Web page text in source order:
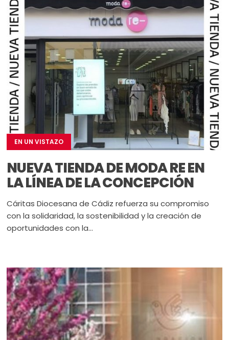
EN UN VISTAZO
NUEVA TIENDA DE MODA RE EN
LA LÍNEA DE LA CONCEPCIÓN
Cáritas Diocesana de Cádiz refuerza su compromiso
con la solidaridad, la sostenibilidad y la creación de
oportunidades con la...